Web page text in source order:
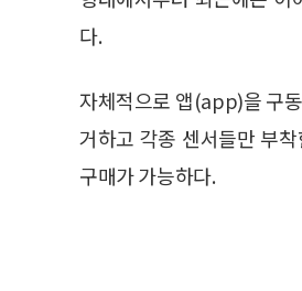
다.
자체적으로 앱(app)을 구
거하고 각종 센서들만 부
구매가 가능하다.